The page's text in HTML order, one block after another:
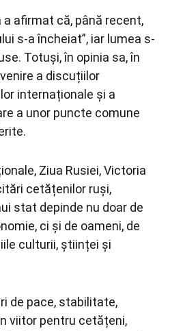
afirmat că, până recent,
s-a încheiat”, iar lumea s-
Totuși, în opinia sa, în
a discuțiilor
internaționale și a
a unor puncte comune
Ziua Rusiei, Victoria
cetățenilor ruși,
stat depinde nu doar de
ci și de oameni, de
culturii, științei și
de pace, stabilitate,
viitor pentru cetățeni,